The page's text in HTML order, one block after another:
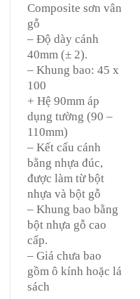
Composite sơn vân
gỗ
– Độ dày cánh
40mm (± 2).
– Khung bao: 45 x
100
+ Hệ 90mm áp
dụng tường (90 –
110mm)
– Kết cấu cánh
bằng nhựa đúc,
được làm từ bột
nhựa và bột gỗ
– Khung bao bằng
bột nhựa gỗ cao
cấp.
– Giá chưa bao
gồm ô kính hoặc lá
sách